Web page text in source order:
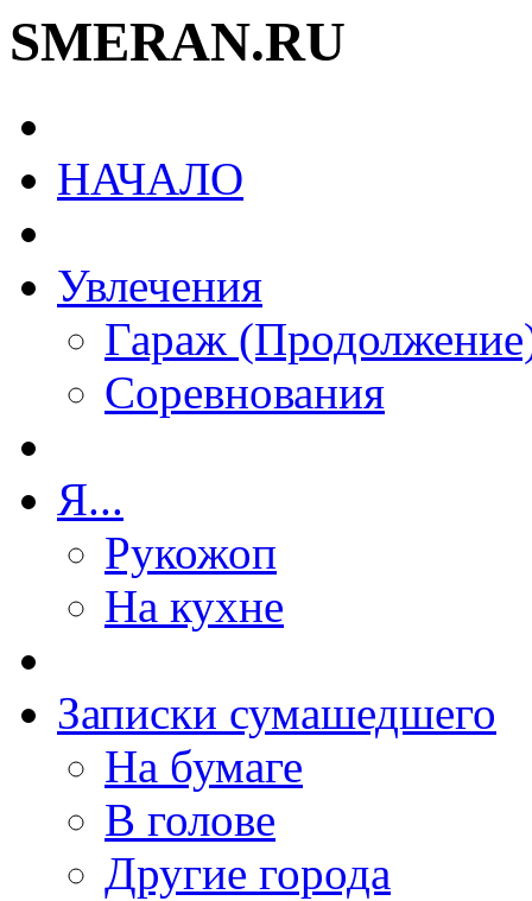
SMERAN.RU
НАЧАЛО
Увлечения
Гараж
Соревнования
Я...
Рукожоп
На кухне
Записки сумашедшего
На бумаге
В голове
Другие города